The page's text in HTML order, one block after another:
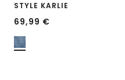
STYLE KARLIE
69,99 €